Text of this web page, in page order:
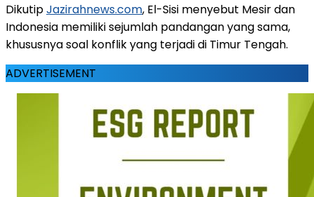
DikutipJazirahnews.com, El-Sisi menyebut Mesir dan
Indonesia memiliki sejumlah pandangan yang sama,
khususnya soal konflik yang terjadi di Timur Tengah.
ADVERTISEMENT